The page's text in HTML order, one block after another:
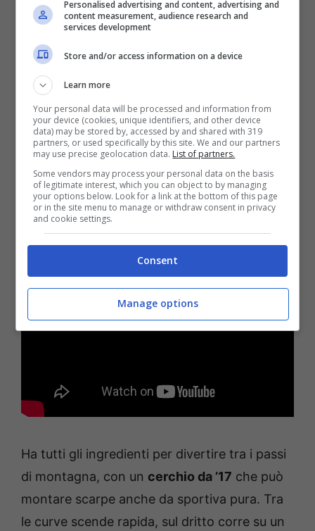
inclinazione stradale che non disdegna
percorsi su strade bianche e un fuoristrada
leggero.
Ha tutti gli ingredienti per divertire tra i passi
di montagna, con un cerchio da ’17 che può
montare scarpe anche da sportiva pura. Tra
le curve scende rapida, sul dritto corre su un
Personalised advertising and content, advertising and
content measurement, audience research and
services development
Store and/or access information on a device
Learn more
Your personal data will be processed and information from
your device (cookies, unique identifiers, and other device
data) may be stored by, accessed by and shared with 319
partners, or used specifically by this site. We and our partners
may use precise geolocation data. List of partners.
Some vendors may process your personal data on the basis
of legitimate interest, which you can object to by managing
your options below. Look for a link at the bottom of this page
or in the site menu to manage or withdraw consent in privacy
and cookie settings.
Consent
Manage options